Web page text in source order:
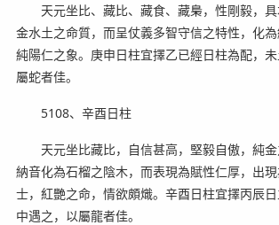
天元坐比、藏比、藏食、藏梟，性剛毅，具
金水土之命質，而呈仗義多智守信之特性，化為
純陽仁之象。庚申日柱宜擇乙已經日柱為配，
屬蛇者佳。
5108、辛酉日柱
天元坐比藏比，自信甚高，堅毅自傲，純金
納音化為石榴之陰木，而表現為賦性仁厚，出
士，紅艷之命，情欲頗熾。辛酉日柱宜擇丙辰
中遇之，以屬龍者佳。